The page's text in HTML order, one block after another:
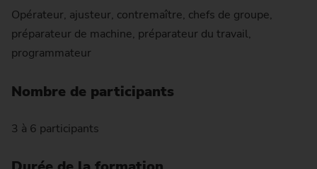
Opérateur, ajusteur, contremaître, chefs de groupe,
préparateur de machine, préparateur du travail,
programmateur
Nombre de participants
3 à 6 participants